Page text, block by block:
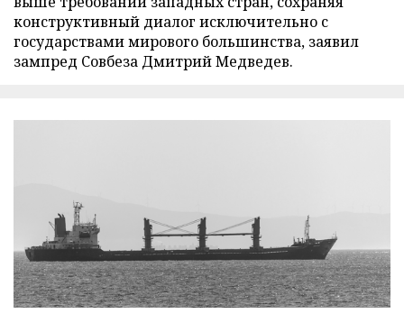
конструктивный диалог исключительно с
государствами мирового большинства, заявил
зампред Совбеза Дмитрий Медведев.